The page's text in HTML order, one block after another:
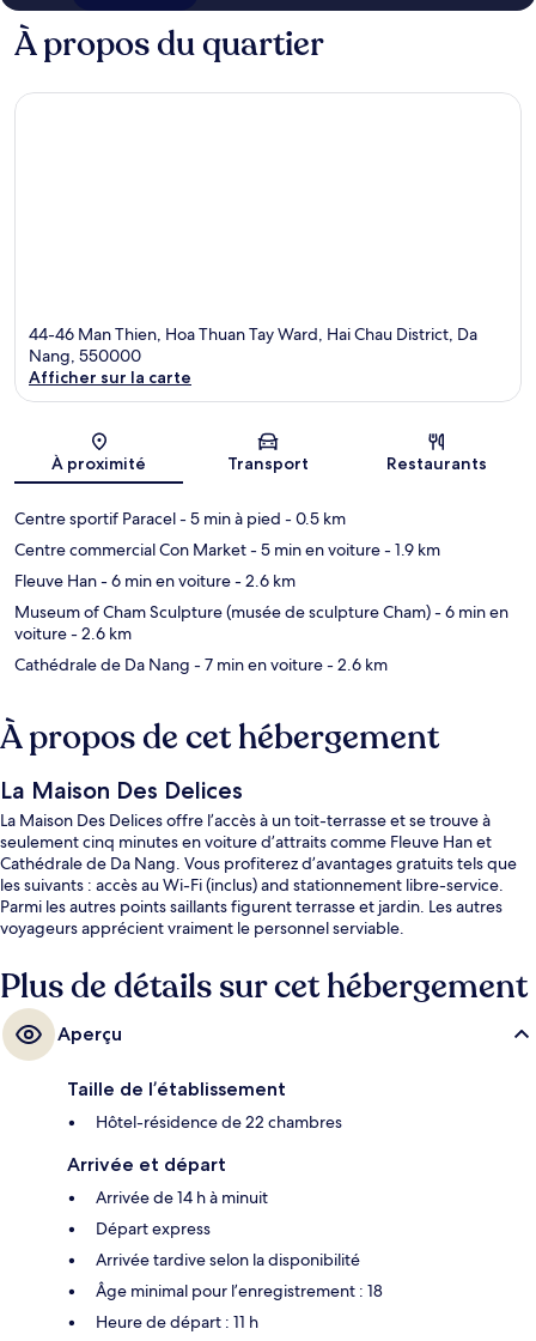
À propos du quartier
44-46 Man Thien, Hoa Thuan Tay Ward, Hai Chau District, Da
Nang, 550000
Afficher sur la carte
À proximité Transport Restaurants
Centre sportif Paracel- 5 min à pied - 0.5 km
Centre commercial Con Market- 5 min en voiture- 1.9 km
Fleuve Han- 6 min en voiture- 2.6 km
Museum of Cham Sculpture (musée de sculpture Cham)- 6 min en
voiture- 2.6 km
Cathédrale de Da Nang - 7 min en voiture- 2.6 km
À propos de cet hébergement
La Maison Des Delices
La Maison Des Delices offre l’accès à un toit-terrasse et se trouve à
seulement cinq minutes en voiture d’attraits comme Fleuve Han et
Cathédrale de Da Nang. Vous profiterez d’avantages gratuits tels que
les suivants : accès au Wi-Fi (inclus) and stationnement libre-service.
Parmi les autres points saillants figurent terrasse et jardin. Les autres
voyageurs apprécient vraiment le personnel serviable.
Plus de détails sur cet hébergement
Aperçu
Taille de l’établissement
Hôtel-résidence de 22 chambres
Arrivée et départ
Arrivée de 14 h à minuit
Départ express
Arrivée tardive selon la disponibilité
Âge minimal pour l’enregistrement : 18
Heure de départ : 11 h